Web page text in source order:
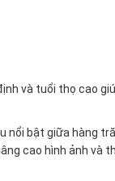
và tuổi thọ cao
nổi bật giữa hàng
cao hình ảnh và